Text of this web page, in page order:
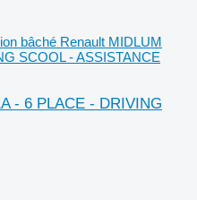
bâché Renault MIDLUM
SCOOL - ASSISTANCE
- 6 PLACE - DRIVING